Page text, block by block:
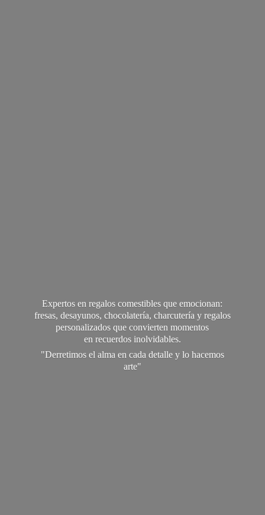
Expertos en regalos comestibles que emocionan:
fresas, desayunos, chocolatería, charcutería y regalos
personalizados que convierten momentos
en recuerdos inolvidables.
"Derretimos el alma en cada detalle y lo hacemos
arte"